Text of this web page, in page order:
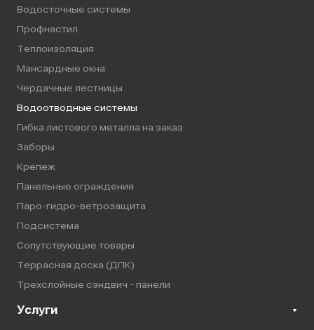
Водосточные системы
Профнастил
Теплоизоляция
Мансардные окна
Чердачные лестницы
Водоотводные системы
Гибка листового металла на заказ
Заборы
Крепеж
Панельные ограждения
Паро-гидро-ветрозащита
Подсистема
Сопутствующие товары
Террасная доска (ДПК)
Трехслойные сэндвич - панели
Услуги